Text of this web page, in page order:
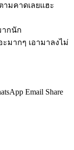
มคาดเลยแฮะ
ากนัก
ะมากๆ เอามาลงไม่
Email Share